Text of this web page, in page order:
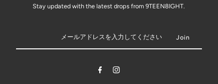
Stay updated with the latest drops from 9TEEN8IGHT.